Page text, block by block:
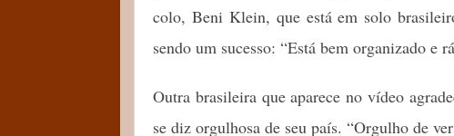
colo, Beni Klein, que está em solo
sendo um sucesso: “Está bem organizado e
Outra brasileira que aparece no vídeo
se diz orgulhosa de seu país. “Orgulho de